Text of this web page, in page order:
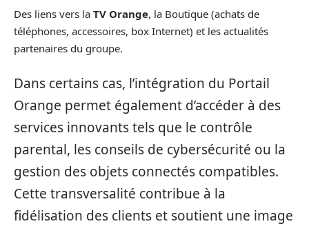
Des liens vers la TV Orange, la Boutique (achats de
téléphones, accessoires, box Internet) et les actualités
partenaires du groupe.
Dans certains cas, l’intégration du Portail
Orange permet également d’accéder à des
services innovants tels que le contrôle
parental, les conseils de cybersécurité ou la
gestion des objets connectés compatibles.
Cette transversalité contribue à la
fidélisation des clients et soutient une image